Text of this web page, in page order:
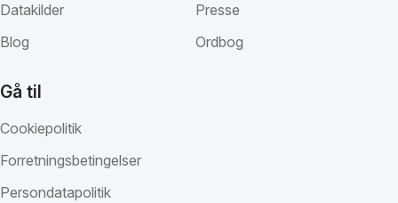
Datakilder
Blog
Presse
Ordbog
Gå til
Cookiepolitik
Forretningsbetingelser
Persondatapolitik